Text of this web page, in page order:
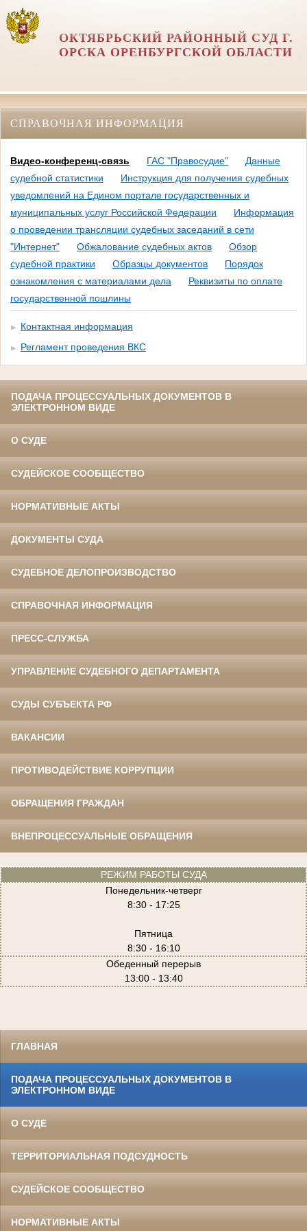
ОКТЯБРЬСКИЙ РАЙОННЫЙ СУД Г.
ОРСКА ОРЕНБУРГСКОЙ ОБЛАСТИ
СПРАВОЧНАЯ ИНФОРМАЦИЯ
Видео-конференц-связь ГАС "Правосудие"
Данные
судебной статистики
Инструкция для получения судебных
уведомлений на Едином портале государственных и
муниципальных услуг Российской Федерации
Информация
о проведении трансляции судебных заседаний в сети
"Интернет"
Обжалование судебных актов
Обзор
судебной практики
Образцы документов
Порядок
ознакомления с материалами дела
Реквизиты по оплате
государственной пошлины
Контактная информация
Регламент проведения ВКС
ПОДАЧА ПРОЦЕССУАЛЬНЫХ ДОКУМЕНТОВ В
ЭЛЕКТРОННОМ ВИДЕ
О СУДЕ
СУДЕЙСКОЕ СООБЩЕСТВО
НОРМАТИВНЫЕ АКТЫ
ДОКУМЕНТЫ СУДА
СУДЕБНОЕ ДЕЛОПРОИЗВОДСТВО
СПРАВОЧНАЯ ИНФОРМАЦИЯ
ПРЕСС-СЛУЖБА
УПРАВЛЕНИЕ СУДЕБНОГО ДЕПАРТАМЕНТА
СУДЫ СУБЪЕКТА РФ
ВАКАНСИИ
ПРОТИВОДЕЙСТВИЕ КОРРУПЦИИ
ОБРАЩЕНИЯ ГРАЖДАН
ВНЕПРОЦЕССУАЛЬНЫЕ ОБРАЩЕНИЯ
РЕЖИМ РАБОТЫ СУДА
Понедельник-четверг
8:30 - 17:25
Пятница
8:30 - 16:10
Обеденный перерыв
13:00 - 13:40
ГЛАВНАЯ
ПОДАЧА ПРОЦЕССУАЛЬНЫХ ДОКУМЕНТОВ В
ЭЛЕКТРОННОМ ВИДЕ
О СУДЕ
ТЕРРИТОРИАЛЬНАЯ ПОДСУДНОСТЬ
СУДЕЙСКОЕ СООБЩЕСТВО
НОРМАТИВНЫЕ АКТЫ